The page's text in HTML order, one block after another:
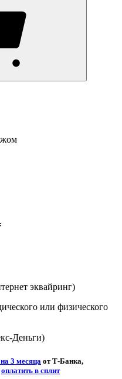
эквайринг)
или физического
Деньги)
3 месяца от Т-Банка,
оплатить в сплит